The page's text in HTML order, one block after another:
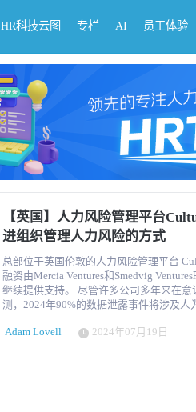
HR科技云图 专栏 AI 员工体验
【英国】人力风险管理平台
进组织管理人力风险的方式
总部位于英国伦敦的人力风险管理平台
融资由Mercia Ventures和Smedvig
继续提供支持。 尽管许多公司多年来在意识和培训计划方面投入了大量资金，但据Forrester预
测，2024年90%的数据泄露事件将涉及
Management Platform）帮助企业监控、
的种子轮投资后，CultureAI 的人力风险
Adam Lovell 2024年07月19日